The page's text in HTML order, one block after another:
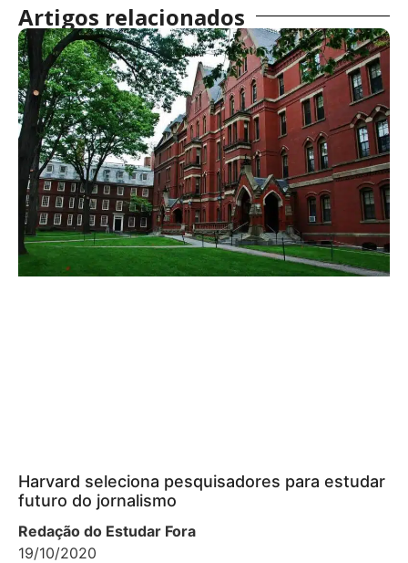
Artigos relacionados
Harvard seleciona pesquisadores para estudar
futuro do jornalismo
Redação do Estudar Fora
19/10/2020